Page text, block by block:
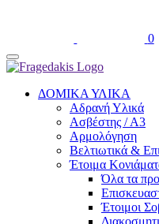
0
ΔΟΜΙΚΑ ΥΛΙΚΑ
Αδρανή Υλικά
Ασβέστης / Α3
Αρμολόγηση
Βελτιωτικά &
Έτοιμα
Όλα τα
Έτοιμοι